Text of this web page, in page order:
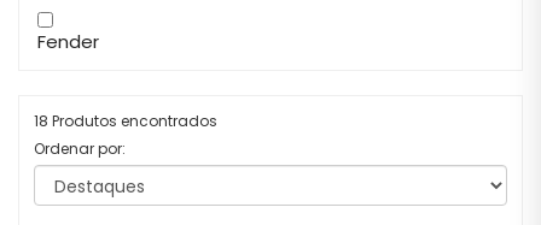
Fender
18 Produtos encontrados
Ordenar por: